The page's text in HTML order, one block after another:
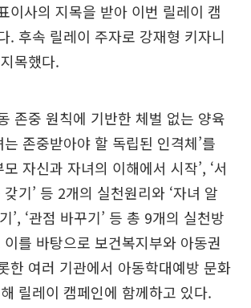
이사의 지목을 받아 이번 릴레이 캠
. 후속 릴레이 주자로 강재형 키자니
목했다.
존중 원칙에 기반한 체벌 없는 양육
는 존중받아야 할 독립된 인격체’를
자신과 자녀의 이해에서 시작’, ‘서
기’ 등 2개의 실천원리와 ‘자녀 알
’, ‘관점 바꾸기’ 등 총 9개의 실천방
를 바탕으로 보건복지부와 아동권
한 여러 기관에서 아동학대예방 문화
릴레이 캠페인에 함께하고 있다.